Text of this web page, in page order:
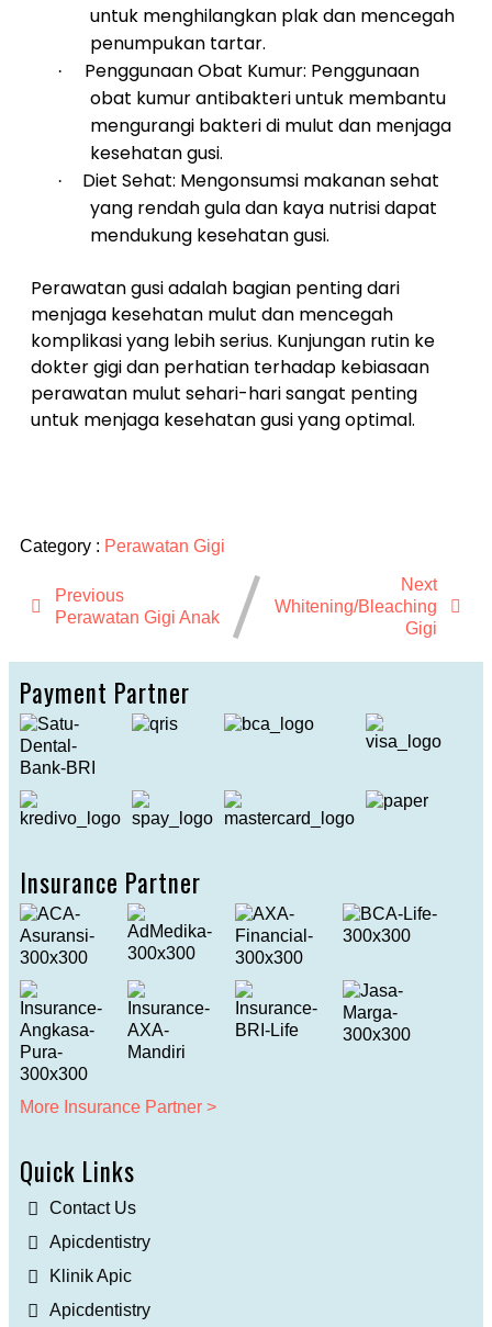
untuk menghilangkan plak dan mencegah
penumpukan tartar.
·
Penggunaan Obat Kumur: Penggunaan
obat kumur antibakteri untuk membantu
mengurangi bakteri di mulut dan menjaga
kesehatan gusi.
·
Diet Sehat: Mengonsumsi makanan sehat
yang rendah gula dan kaya nutrisi dapat
mendukung kesehatan gusi.
Perawatan gusi adalah bagian penting dari
menjaga kesehatan mulut dan mencegah
komplikasi yang lebih serius. Kunjungan rutin ke
dokter gigi dan perhatian terhadap kebiasaan
perawatan mulut sehari-hari sangat penting
untuk menjaga kesehatan gusi yang optimal.
Category : Perawatan Gigi
Previous
Perawatan Gigi Anak
Next
Whitening/Bleaching
Gigi
Payment Partner
Insurance Partner
More Insurance Partner >
Quick Links
Contact Us
Apicdentistry
Klinik Apic
Apicdentistry